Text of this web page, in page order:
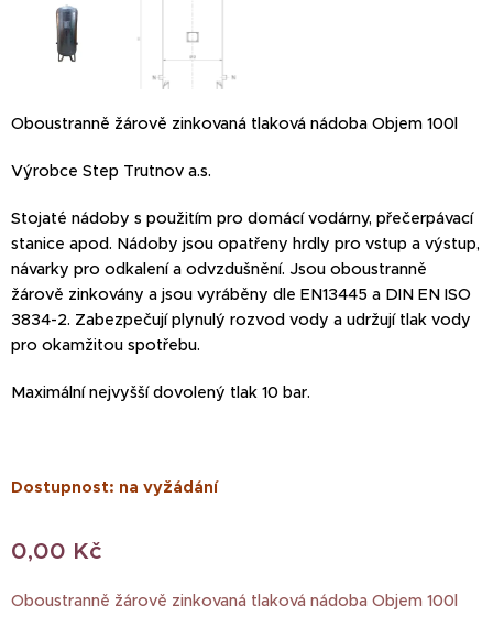
Oboustranně žárově zinkovaná tlaková nádoba Objem 100l
Výrobce Step Trutnov a.s.
Stojaté nádoby s použitím pro domácí vodárny, přečerpávací
stanice apod. Nádoby jsou opatřeny hrdly pro vstup a výstup,
návarky pro odkalení a odvzdušnění. Jsou oboustranně
žárově zinkovány a jsou vyráběny dle EN13445 a DIN EN ISO
3834-2. Zabezpečují plynulý rozvod vody a udržují tlak vody
pro okamžitou spotřebu.
Maximální nejvyšší dovolený tlak 10 bar.
Dostupnost: na vyžádání
0,00 Kč
Oboustranně žárově zinkovaná tlaková nádoba Objem 100l